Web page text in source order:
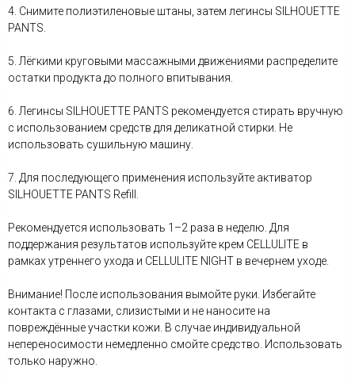
4. Снимите полиэтиленовые штаны, затем легинсы SILHOUETTE
PANTS.
5. Лёгкими круговыми массажными движениями распределите
остатки продукта до полного впитывания.
6. Легинсы SILHOUETTE PANTS рекомендуется стирать вручную
с использованием средств для деликатной стирки. Не
использовать сушильную машину.
7. Для последующего применения используйте активатор
SILHOUETTE PANTS Refill.
Рекомендуется использовать 1–2 раза в неделю. Для
поддержания результатов используйте крем CELLULITE в
рамках утреннего ухода и CELLULITE NIGHT в вечернем уходе.
Внимание! После использования вымойте руки. Избегайте
контакта с глазами, слизистыми и не наносите на
повреждённые участки кожи. В случае индивидуальной
непереносимости немедленно смойте средство. Использовать
только наружно.